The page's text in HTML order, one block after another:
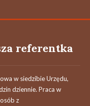
referentka
w siedzibie Urzędu,
dziennie. Praca w
z